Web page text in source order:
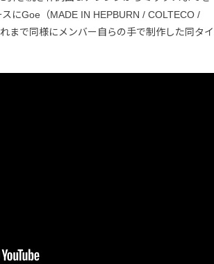
にGoe（MADE IN HEPBURN / COLTECO /
まで同様にメンバー自らの手で制作した同タイ